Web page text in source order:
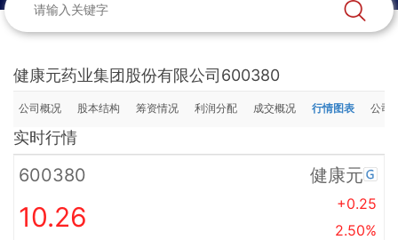
健康元药业集团股份有限公司600380
公司概况 股本结构 筹资情况 利润分配 成交概况 行情图表 公司
实时行情
600380 健康元
10.26
+0.25
2.50%